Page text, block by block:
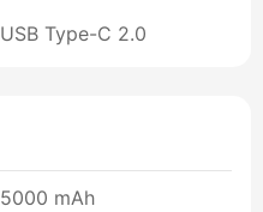
USB Type-C 2.0
5000 mAh